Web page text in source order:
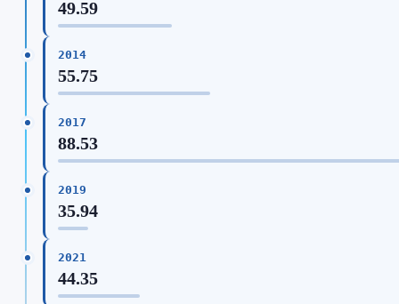
49.59
2014
55.75
2017
88.53
2019
35.94
2021
44.35